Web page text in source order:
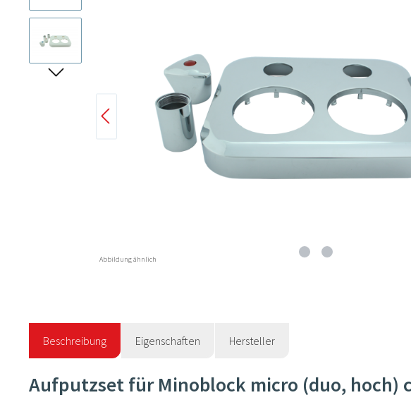
Abbildung ähnlich
Beschreibung Eigenschaften Hersteller
Aufputzset für Minoblock micro (duo, hoch)